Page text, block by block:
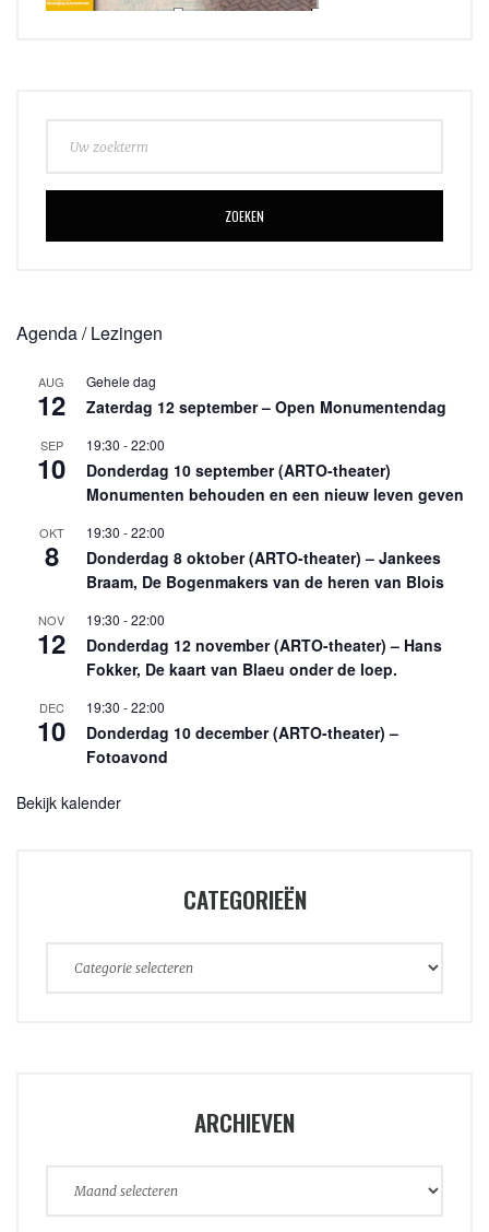
ZOEKEN
Agenda / Lezingen
AUG
12
Gehele dag
Zaterdag 12 september – Open Monumentendag
SEP
10
19:30 -22:00
Donderdag 10 september (ARTO-theater)
Monumenten behouden en een nieuw leven geven
OKT
8
19:30 -22:00
Donderdag 8 oktober (ARTO-theater) – Jankees
Braam, De Bogenmakers van de heren van Blois
NOV
12
19:30 -22:00
Donderdag 12 november (ARTO-theater) – Hans
Fokker, De kaart van Blaeu onder de loep.
DEC
10
19:30 -22:00
Donderdag 10 december (ARTO-theater) –
Fotoavond
Bekijk kalender
CATEGORIEËN
Categorieën
ARCHIEVEN
Archieven